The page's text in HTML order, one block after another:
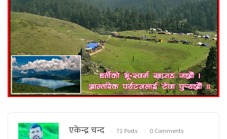
एकेन्द्र चन्द 72 Posts 0 Comments